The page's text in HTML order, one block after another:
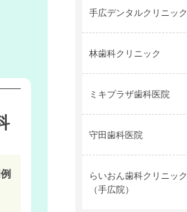
手広デンタルクリニック
林歯科クリニック
ミキプラザ歯科医院
守田歯科医院
らいおん歯科クリニック
（手広院）